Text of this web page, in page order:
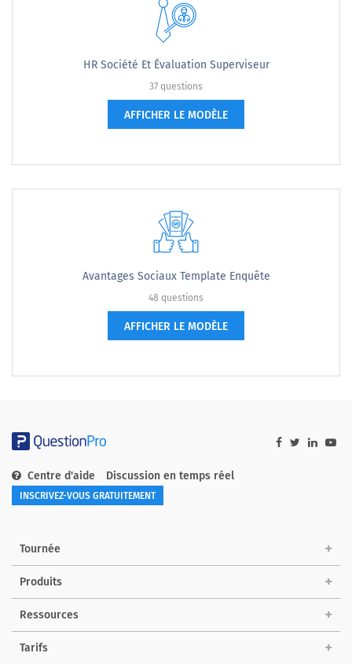
HR Société Et Évaluation Superviseur
37 questions
AFFICHER LE MODÈLE
Avantages Sociaux Template Enquête
48 questions
AFFICHER LE MODÈLE
Centre d'aide Discussion en temps réel
INSCRIVEZ-VOUS GRATUITEMENT
Tournée
Produits
Ressources
Tarifs